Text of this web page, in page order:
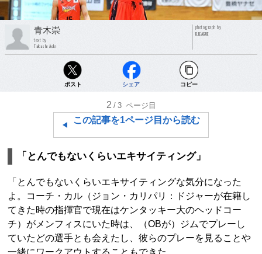
青木崇
text by
Takashi Aoki
photograph by
B.LEAGUE
ポスト シェア コピー
2 /3 ページ目
この記事を1ページ目から読む
「とんでもないくらいエキサイティング」
「とんでもないくらいエキサイティングな気分になった
よ。コーチ・カル（ジョン・カリパリ：ドジャーが在籍し
てきた時の指揮官で現在はケンタッキー大のヘッドコー
チ）がメンフィスにいた時は、（OBが）ジムでプレーし
ていたどの選手とも会えたし、彼らのプレーを見ることや